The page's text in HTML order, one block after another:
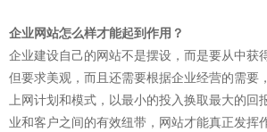
企业网站怎么样才能起到作用？
企业建设自己的网站不是摆设，而是要从中获
但要求美观，而且还需要根据企业经营的需要
上网计划和模式，以最小的投入换取最大的回
业和客户之间的有效纽带，网站才能真正发挥